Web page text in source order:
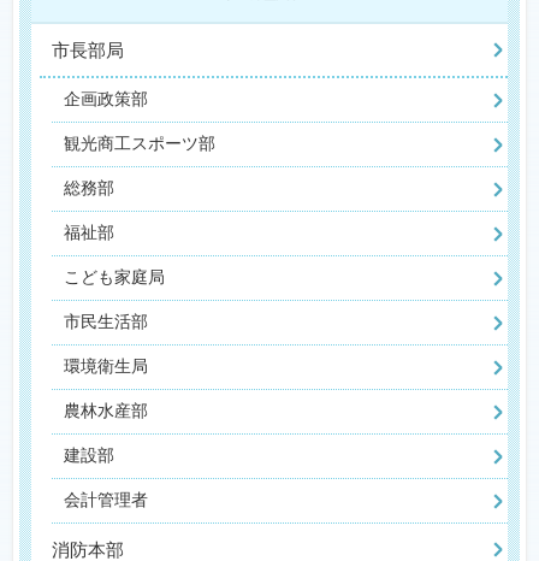
市長部局
企画政策部
観光商工スポーツ部
総務部
福祉部
こども家庭局
市民生活部
環境衛生局
農林水産部
建設部
会計管理者
消防本部